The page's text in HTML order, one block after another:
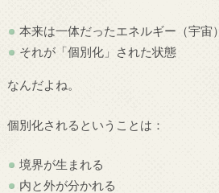
本来は一体だったエネルギー（宇宙）
それが「個別化」された状態
なんだよね。
個別化されるということは：
境界が生まれる
内と外が分かれる